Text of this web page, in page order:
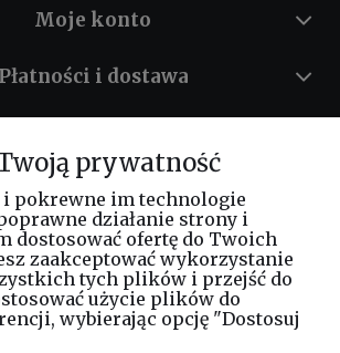
Moje konto
Płatności i dostawa
O nas
Masz pytania? Zadzwoń!
tel. kom. 730 994 188
prywatność
pokrewne im technologie
działanie strony i
dostosować ofertę do Twoich
zaakceptować wykorzystanie
tych plików i przejść do
użycie plików do
wybierając opcję "Dostosuj